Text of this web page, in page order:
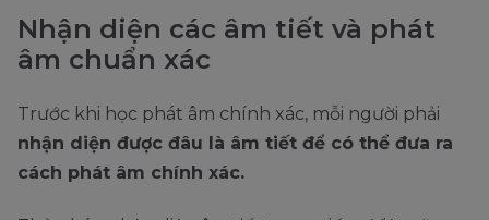
Nhận diện các âm tiết và phát
âm chuẩn xác
Trước khi học phát âm chính xác, mỗi người phải
nhận diện được đâu là âm tiết để có thể đưa ra
cách phát âm chính xác.